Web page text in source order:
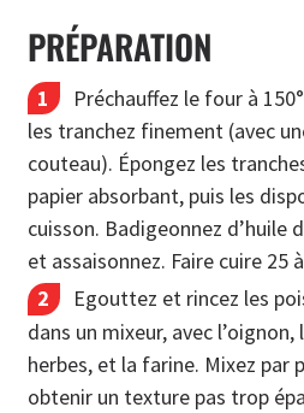
PRÉPARATION
Préchauffez le four à
les tranchez finement (avec
couteau). Épongez les
papier absorbant, puis les
cuisson. Badigeonnez d’huile
et assaisonnez. Faire cuire 25
Egouttez et rincez les
dans un mixeur, avec l’oignon,
herbes, et la farine. Mixez par
obtenir un texture pas trop